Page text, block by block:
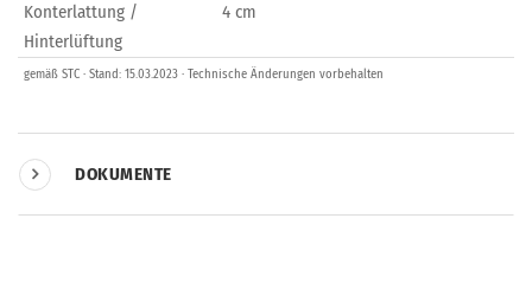
Konterlattung /
Hinterlüftung
4 cm
gemäß STC · Stand: 15.03.2023 · Technische Änderungen vorbehalten
DOKUMENTE